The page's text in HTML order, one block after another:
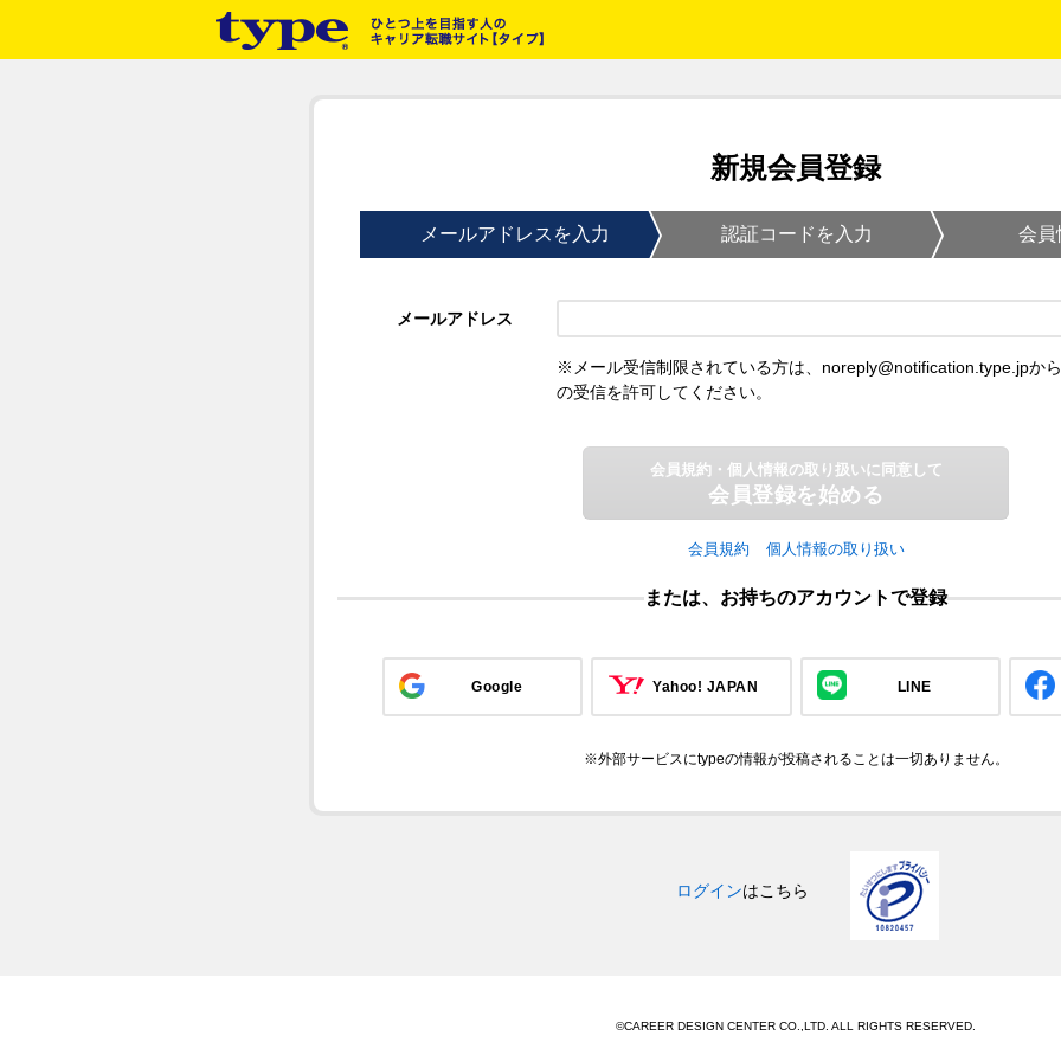
新規会員登録
メールアドレスを入力 認証コードを入力 会員
メールアドレス
※メール受信制限されている方は、noreply@notification.type.jpから
の受信を許可してください。
会員規約・個人情報の取り扱いに同意して
会員登録を始める
会員規約 個人情報の取り扱い
または、お持ちのアカウントで登録
Google Yahoo! JAPAN LINE
※外部サービスにtypeの情報が投稿されることは一切ありません。
ログインはこちら
©CAREER DESIGN CENTER CO.,LTD. ALL RIGHTS RESERVED.